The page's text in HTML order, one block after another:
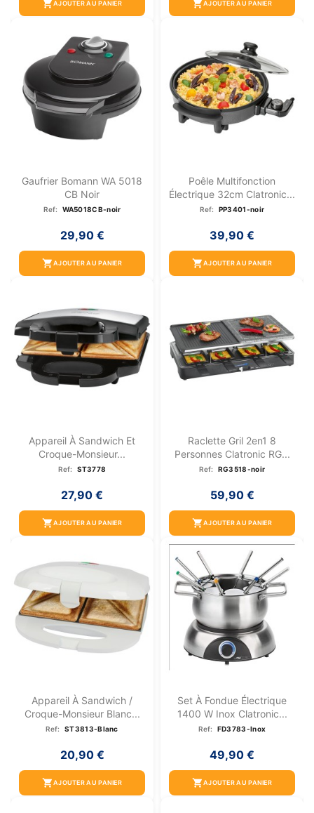
shopping_cartAJOUTER AU PANIER shopping_cartAJOUTER AU PANIER
Gaufrier Bomann WA 5018
CB Noir
Ref: WA5018CB-noir
29,90 €
shopping_cartAJOUTER AU PANIER
Poêle Multifonction
Électrique 32cm Clatronic...
Ref: PP3401-noir
39,90 €
shopping_cartAJOUTER AU PANIER
Appareil À Sandwich Et
Croque-Monsieur...
Ref: ST3778
27,90 €
shopping_cartAJOUTER AU PANIER
Raclette Gril 2en1 8
Personnes Clatronic RG...
Ref: RG3518-noir
59,90 €
shopping_cartAJOUTER AU PANIER
Appareil À Sandwich /
Croque-Monsieur Blanc...
Ref: ST3813-Blanc
20,90 €
shopping_cartAJOUTER AU PANIER
Set À Fondue Électrique
1400 W Inox Clatronic...
Ref: FD3783-Inox
49,90 €
shopping_cartAJOUTER AU PANIER